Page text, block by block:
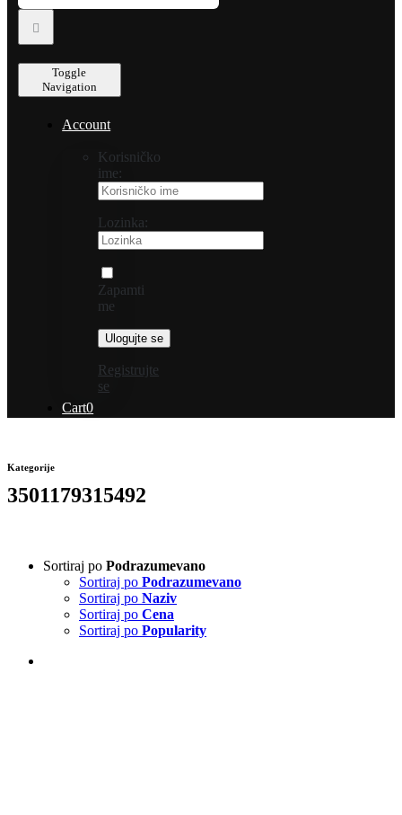
Toggle
Navigation
Account
Korisničko
ime:
Lozinka:
Zapamti
me
Registrujte
se
Cart0
Kategorije
3501179315492
Sortiraj po Podrazumevano
Sortiraj po Podrazumevano
Sortiraj po Naziv
Sortiraj po Cena
Sortiraj po Popularity